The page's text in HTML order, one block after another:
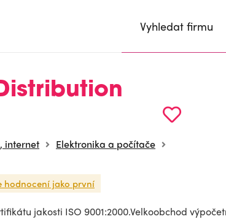
Vyhledat firmu
internet
Elektronika a počítače
hodnocení jako první
jakosti ISO 9001:2000.Velkoobchod